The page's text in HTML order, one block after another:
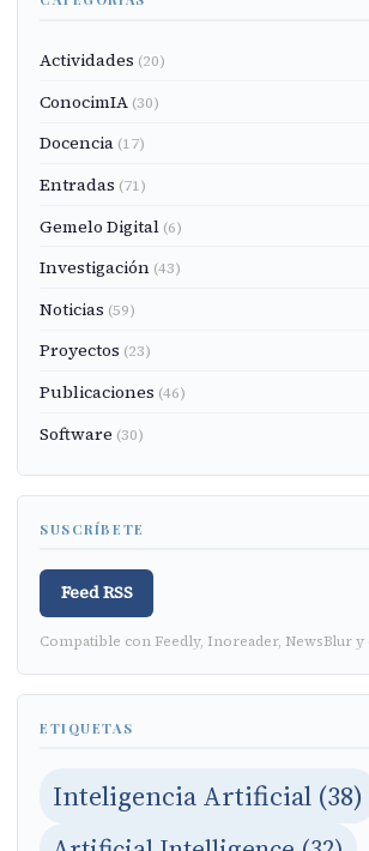
Actividades (20)
ConocimIA (30)
Docencia (17)
Entradas (71)
Gemelo Digital (6)
Investigación (43)
Noticias (59)
Proyectos (23)
Publicaciones (46)
Software (30)
SUSCRÍBETE
Feed RSS
Compatible con Feedly, Inoreader, NewsBlur
ETIQUETAS
Inteligencia Artificial (38)